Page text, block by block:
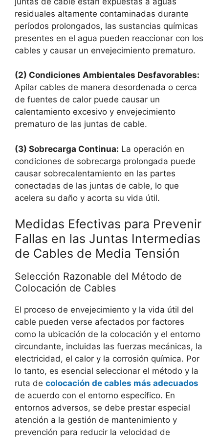
residuales altamente contaminadas durante
períodos prolongados, las sustancias químicas
presentes en el agua pueden reaccionar con los
cables y causar un envejecimiento prematuro.
(2) Condiciones Ambientales Desfavorables:
Apilar cables de manera desordenada o cerca
de fuentes de calor puede causar un
calentamiento excesivo y envejecimiento
prematuro de las juntas de cable.
(3) Sobrecarga Continua: La operación en
condiciones de sobrecarga prolongada puede
causar sobrecalentamiento en las partes
conectadas de las juntas de cable, lo que
acelera su daño y acorta su vida útil.
Medidas Efectivas para Prevenir
Fallas en las Juntas Intermedias
de Cables de Media Tensión
Selección Razonable del Método de
Colocación de Cables
El proceso de envejecimiento y la vida útil del
cable pueden verse afectados por factores
como la ubicación de la colocación y el entorno
circundante, incluidas las fuerzas mecánicas, la
electricidad, el calor y la corrosión química. Por
lo tanto, es esencial seleccionar el método y la
ruta de colocación de cables más adecuados
de acuerdo con el entorno específico. En
entornos adversos, se debe prestar especial
atención a la gestión de mantenimiento y
prevención para reducir la velocidad de